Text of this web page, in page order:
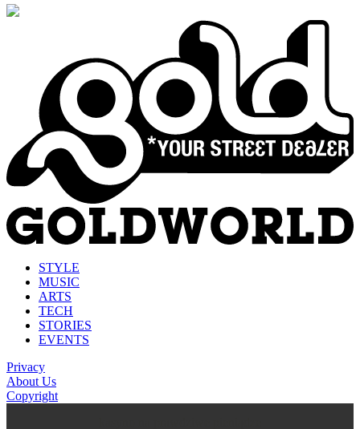
STYLE
MUSIC
ARTS
TECH
STORIES
EVENTS
Privacy
About Us
Copyright